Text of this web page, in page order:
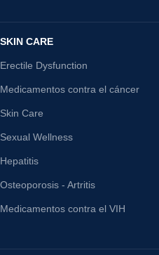
SKIN CARE
Erectile Dysfunction
Medicamentos contra el cáncer
Skin Care
Sexual Wellness
Hepatitis
Osteoporosis - Artritis
Medicamentos contra el VIH